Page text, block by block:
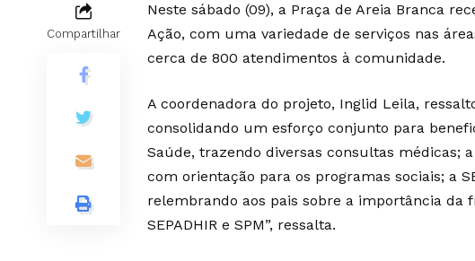
Compartilhar
Neste sábado (09), a Praça de Areia Branca
Ação, com uma variedade de serviços nas
cerca de 800 atendimentos à comunidade.
A coordenadora do projeto, Inglid Leila,
consolidando um esforço conjunto para
Saúde, trazendo diversas consultas médicas;
com orientação para os programas sociais; a
relembrando aos pais sobre a importância da
SEPADHIR e SPM”, ressalta.